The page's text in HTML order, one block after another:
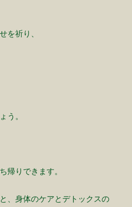
を祈り、
う。
帰りできます。
、身体のケアとデトックスの